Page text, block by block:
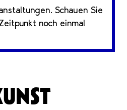
Schauen Sie
noch einmal